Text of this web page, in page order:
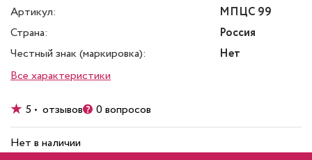
Артикул:
МПЦС 99
Страна:
Россия
Честный знак (маркировка):
Нет
Все характеристики
5 • отзывов 0 вопросов
Нет в наличии